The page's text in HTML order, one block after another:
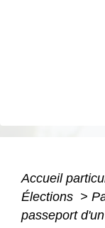
Accueil
Élections >
passeport